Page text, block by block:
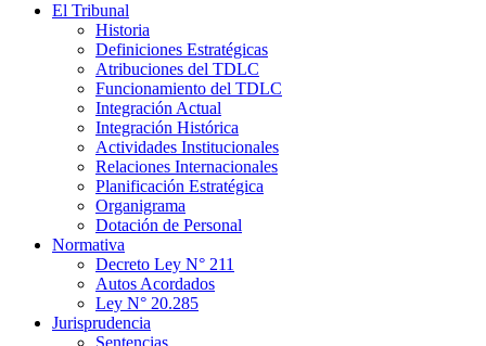
El Tribunal
Historia
Definiciones Estratégicas
Atribuciones del TDLC
Funcionamiento del TDLC
Integración Actual
Integración Histórica
Actividades Institucionales
Relaciones Internacionales
Planificación Estratégica
Organigrama
Dotación de Personal
Normativa
Decreto Ley N° 211
Autos Acordados
Ley N° 20.285
Jurisprudencia
Sentencias